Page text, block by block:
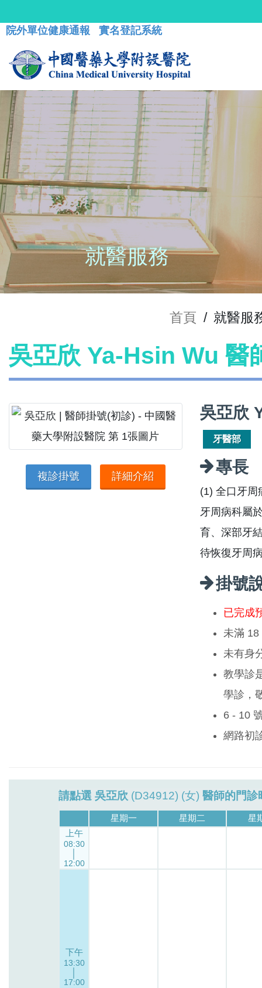
院外單位健康通報 實名登記系統
就醫服務
首頁 / 就醫服
吳亞欣 Ya-Hsin Wu 醫
複診掛號 詳細介紹
吳亞欣
牙醫部
專長
(1) 全口牙周
牙周病科屬
育、深部牙
待恢復牙周
掛號
已完成
未滿 18
未有身
教學診
學診，
6 - 10
網路初